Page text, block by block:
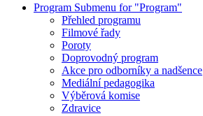
Program Submenu for "Program"
Přehled programu
Filmové řady
Poroty
Doprovodný program
Akce pro odborníky a nadšence
Mediální pedagogika
Výběrová komise
Zdravice